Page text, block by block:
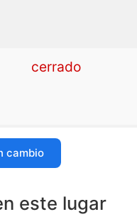
cerrado
cambio
este lugar